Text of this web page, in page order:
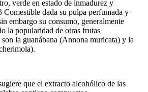
verde en estado de inmadurez y
Comestible dada su pulpa perfumada y
embargo su consumo, generalmente
la popularidad de otras frutas
son la guanábana (Annona muricata) y la
que el extracto alcohólico de las